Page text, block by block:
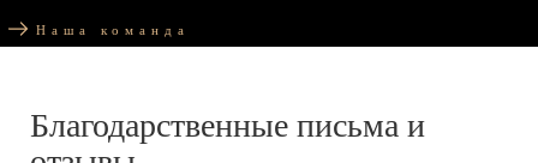
Наша команда
Благодарственные письма и